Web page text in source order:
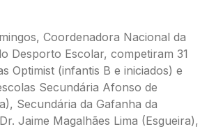
Coordenadora Nacional da
Desporto Escolar, competiram 31
Optimist (infantis B e iniciados) e
Secundária Afonso de
Secundária da Gafanha da
Jaime Magalhães Lima (Esgueira),